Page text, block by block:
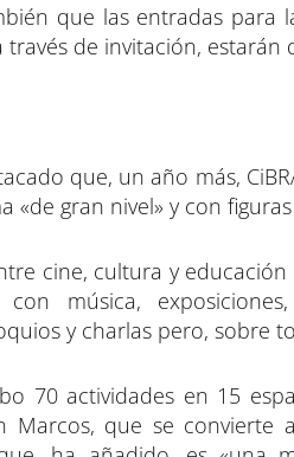
que las entradas para
de invitación, estarán
que, un año más,
gran nivel» y con
cine, cultura y
música,
y charlas pero, sobre
70 actividades en 15
Marcos, que se convierte